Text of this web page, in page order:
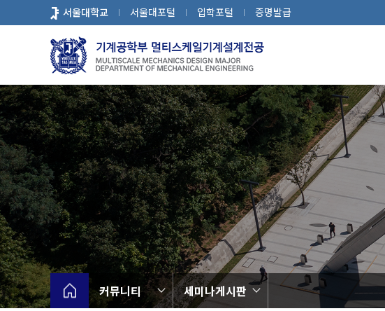
로
뉴
서울대학교 서울대포털 입학포털 증명발급
커뮤니티 세미나게시판